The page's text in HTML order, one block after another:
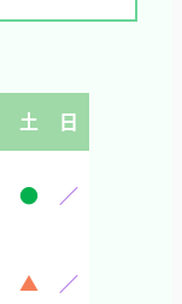
土
日
● ／
▲ ／